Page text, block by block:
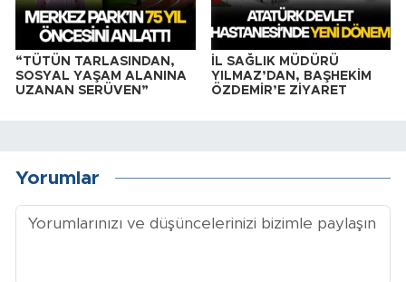
“TÜTÜN TARLASINDAN,
SOSYAL YAŞAM ALANINA
UZANAN SERÜVEN”
İL SAĞLIK MÜDÜRÜ
YILMAZ’DAN, BAŞHEKİM
ÖZDEMİR’E ZİYARET
Yorumlar